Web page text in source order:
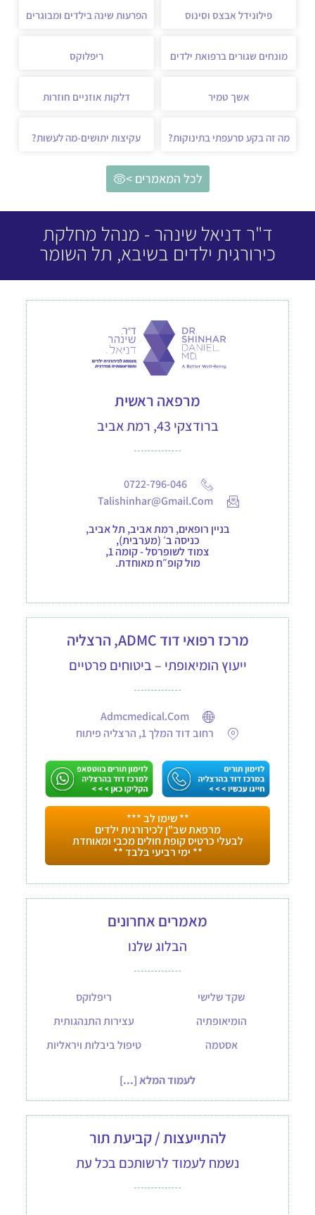
פילונידל אבצס וסינוס הפרעות שינה בילדים ומבוגרים
מונחים שגורים ברפואת ילדים ריפלוקס
אשך טמיר דלקות אוזניים חוזרות
מה זה בקע סרעפתי בתינוקות? עקיצות יתושים-מה לעשות?
לכל המאמרים >
ד"ר דניאל שינהר - מנהל מחלקת
כירורגית ילדים בשיבא, תל השומר
מרפאה ראשית
ברודצקי 43, רמת אביב
0722-796-046
Talishinhar@gmail.com
בניין רופאים, רמת אביב, תל אביב,
כניסה ב׳ (מערבית),
צמוד לשופרסל - קומה 1,
מול קופ״ח מאוחדת.
מרכז רפואי דוד ADMC, הרצליה
ייעוץ הומיאופתי – ביטוחים פרטיים
Admcmedical.com
רחוב דוד המלך 1, הרצליה פיתוח
** שימו לב ***
מרפאת שב"ן לכירורגית ילדים
לבעלי כרטיס קופת חולים מכבי ומאוחדת
** ימי רביעי בלבד **
מאמרים אחרונים
הבלוג שלנו
שקד שלישי
ריפלוקס
הומיאופתיה
עצירות התנהגותית
אסטמה
טיפול ביבלות ויראליות
לעמוד המלא [...]
להתייעצות / קביעת תור
נשמח לעמוד לרשותכם בכל עת